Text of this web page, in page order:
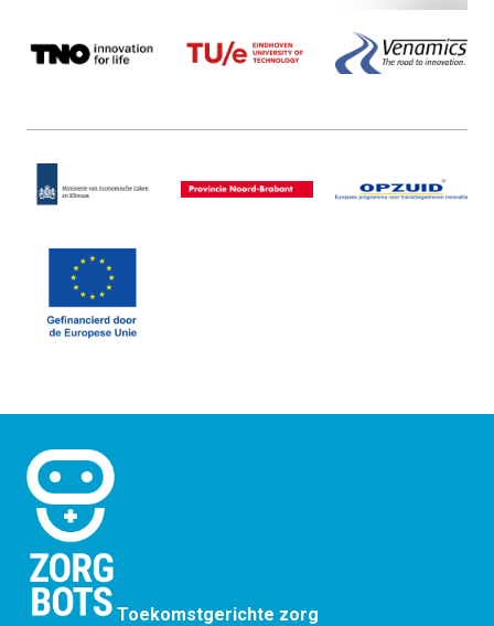
Toekomstgerichte zorg